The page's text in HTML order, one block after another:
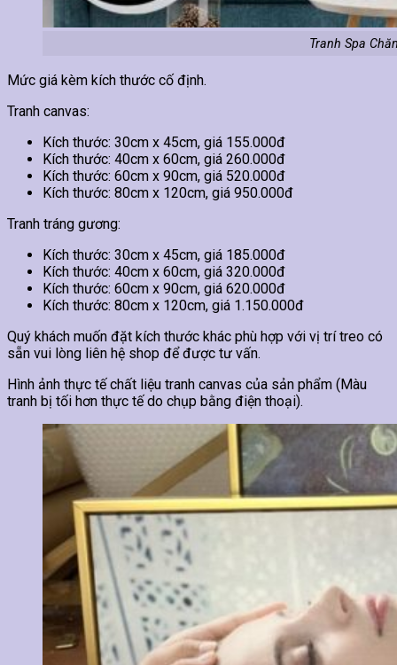
Tranh Spa
Mức giá kèm kích thước cố định.
Tranh canvas:
Kích thước: 30cm x 45cm, giá 155.000đ
Kích thước: 40cm x 60cm, giá 260.000đ
Kích thước: 60cm x 90cm, giá 520.000đ
Kích thước: 80cm x 120cm, giá 950.000đ
Tranh tráng gương:
Kích thước: 30cm x 45cm, giá 185.000đ
Kích thước: 40cm x 60cm, giá 320.000đ
Kích thước: 60cm x 90cm, giá 620.000đ
Kích thước: 80cm x 120cm, giá 1.150.000đ
Quý khách muốn đặt kích thước khác phù hợp với vị trí treo có
sẵn vui lòng liên hệ shop để được tư vấn.
Hình ảnh thực tế chất liệu tranh canvas của sản phẩm (Màu
tranh bị tối hơn thực tế do chụp bằng điện thoại).